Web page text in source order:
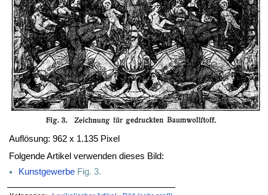
Auflösung: 962 x 1.135 Pixel
Folgende Artikel verwenden dieses Bild:
Kunstgewerbe Fig. 3.